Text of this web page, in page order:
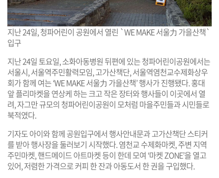
지난 24일, 청파어린이 공원에서 열린 `WE MAKE 서울力 가을산책`
입구
지난 24일 토요일, 소화아동병원 뒤편에 있는 청파어린이공원에서는
서울시, 서울역주민활력모임, 고가산책단, 서울역염천교수제화상우
회가 함께 여는 ‘WE MAKE 서울力 가을산책’ 행사가 진행됐다. 홍대
앞 플리마켓을 연상케 하는 크고 작은 장터와 행사들이 이곳에서 열
려, 자그만 규모의 청파어린이공원이 모처럼 마을주민들과 시민들로
북적였다.
기자도 아이와 함께 공원입구에서 행사안내문과 고가산책단 스티커
를 받아 행사장을 둘러보기 시작했다. 염천교 수제화마켓, 주변 지역
주민마켓, 핸드메이드 아트마켓 등이 한데 모여 ‘마켓 ZONE’을 열고
있어, 저렴한 가격으로 커피 한 잔과 아동도서 한 권을 구입했다.